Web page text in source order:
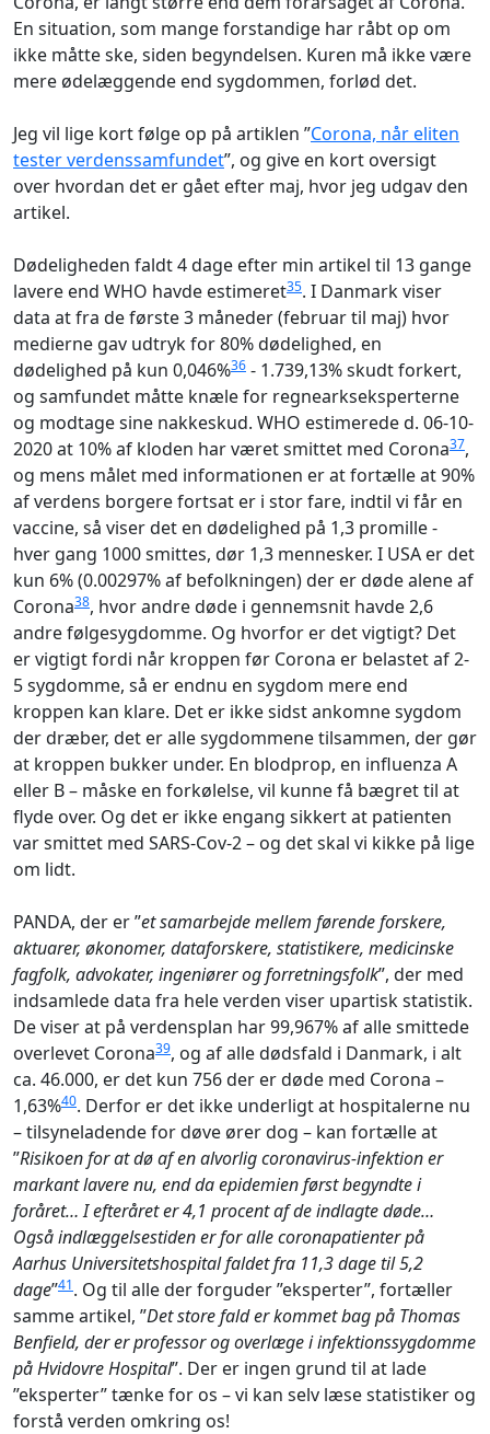
En situation, som mange forstandige har råbt op om
ikke måtte ske, siden begyndelsen. Kuren må ikke være
mere ødelæggende end sygdommen, forlød det.
Jeg vil lige kort følge op på artiklen ”Corona, når eliten
tester verdenssamfundet”, og give en kort oversigt
over hvordan det er gået efter maj, hvor jeg udgav den
artikel.
Dødeligheden faldt 4 dage efter min artikel til 13 gange
lavere end WHO havde estimeret35. I Danmark viser
data at fra de første 3 måneder (februar til maj) hvor
medierne gav udtryk for 80% dødelighed, en
dødelighed på kun 0,046%36 - 1.739,13% skudt forkert,
og samfundet måtte knæle for regnearkseksperterne
og modtage sine nakkeskud. WHO estimerede d. 06-10-
2020 at 10% af kloden har været smittet med Corona37,
og mens målet med informationen er at fortælle at 90%
af verdens borgere fortsat er i stor fare, indtil vi får en
vaccine, så viser det en dødelighed på 1,3 promille -
hver gang 1000 smittes, dør 1,3 mennesker. I USA er det
kun 6% (0.00297% af befolkningen) der er døde alene af
Corona38, hvor andre døde i gennemsnit havde 2,6
andre følgesygdomme. Og hvorfor er det vigtigt? Det
er vigtigt fordi når kroppen før Corona er belastet af 2-
5 sygdomme, så er endnu en sygdom mere end
kroppen kan klare. Det er ikke sidst ankomne sygdom
der dræber, det er alle sygdommene tilsammen, der gør
at kroppen bukker under. En blodprop, en influenza A
eller B – måske en forkølelse, vil kunne få bægret til at
flyde over. Og det er ikke engang sikkert at patienten
var smittet med SARS-Cov-2 – og det skal vi kikke på lige
om lidt.
PANDA, der er ”et samarbejde mellem førende forskere,
aktuarer, økonomer, dataforskere, statistikere, medicinske
fagfolk, advokater, ingeniører og forretningsfolk”, der med
indsamlede data fra hele verden viser upartisk statistik.
De viser at på verdensplan har 99,967% af alle smittede
overlevet Corona39, og af alle dødsfald i Danmark, i alt
ca. 46.000, er det kun 756 der er døde med Corona –
1,63%40. Derfor er det ikke underligt at hospitalerne nu
– tilsyneladende for døve ører dog – kan fortælle at
”Risikoen for at dø af en alvorlig coronavirus-infektion er
markant lavere nu, end da epidemien først begyndte i
foråret… I efteråret er 4,1 procent af de indlagte døde…
Også indlæggelsestiden er for alle coronapatienter på
Aarhus Universitetshospital faldet fra 11,3 dage til 5,2
dage”41. Og til alle der forguder ”eksperter”, fortæller
samme artikel, ”Det store fald er kommet bag på Thomas
Benfield, der er professor og overlæge i infektionssygdomme
på Hvidovre Hospital”. Der er ingen grund til at lade
”eksperter” tænke for os – vi kan selv læse statistiker og
forstå verden omkring os!